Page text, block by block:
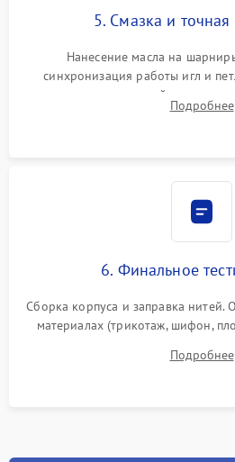
5. Смазка и точная
Нанесение масла на
синхронизация работы игл и
зазоров до сотых долей
ножей, ширины обметки и хода
Подробнее
6. Финальное
Сборка корпуса и заправка нитей.
материалах (трикотаж, шифон,
ровности среза, эластичности
отсутствия стягивания или
Подробнее